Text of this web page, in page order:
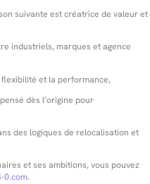
suivante est créatrice de valeur et
industriels, marques et agence
et la performance,
dès l’origine pour
des logiques de relocalisation et
et ses ambitions, vous pouvez
0.com.